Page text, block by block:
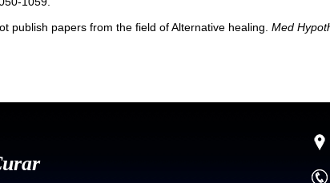
publish papers from the field of Alternative healing. Med